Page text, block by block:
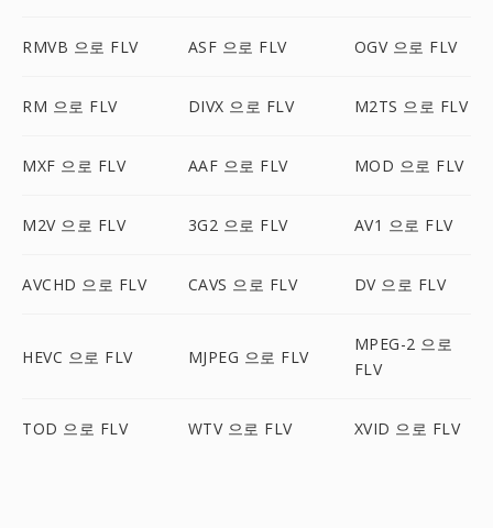
RMVB 으로 FLV ASF 으로 FLV OGV 으로 FLV
RM 으로 FLV DIVX 으로 FLV M2TS 으로 FLV
MXF 으로 FLV AAF 으로 FLV MOD 으로 FLV
M2V 으로 FLV 3G2 으로 FLV AV1 으로 FLV
AVCHD 으로 FLV CAVS 으로 FLV DV 으로 FLV
HEVC 으로 FLV MJPEG 으로 FLV
MPEG-2 으로
FLV
TOD 으로 FLV WTV 으로 FLV XVID 으로 FLV